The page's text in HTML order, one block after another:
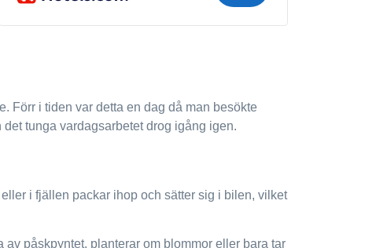
Förr i tiden var detta en dag då man besökte
tunga vardagsarbetet drog igång igen.
i fjällen packar ihop och sätter sig i bilen, vilket
påskpyntet, planterar om blommor eller bara tar